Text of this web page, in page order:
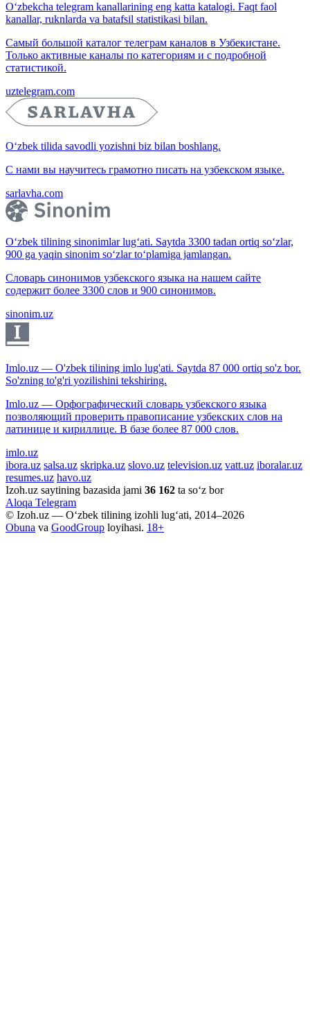
O‘zbekcha telegram kanallarining eng katta katalogi. Faqt faol
kanallar, ruknlarda va batafsil statistikasi bilan.
Самый большой каталог телеграм каналов в Узбекистане.
Только активные каналы по категориям и с подробной
статистикой.
uztelegram.com
O‘zbek tilida savodli yozishni biz bilan boshlang.
С нами вы научитесь грамотно писать на узбекском языке.
sarlavha.com
O‘zbek tilining sinonimlar lug‘ati. Saytda 3300 tadan ortiq so‘zlar,
900 ga yaqin sinonim so‘zlar to‘plamiga jamlangan.
Словарь синонимов узбекского языка на нашем сайте
содержит более 3300 слов и 900 синонимов.
sinonim.uz
Imlo.uz — O'zbek tilining imlo lug'ati. Saytda 87 000 ortiq so'z bor.
So'zning to'g'ri yozilishini tekshiring.
Imlo.uz — Орфографический словарь узбекского языка
позволяющий проверить правописание узбекских слов на
латинице и кириллице. В базе более 87 000 слов.
imlo.uz
ibora.uz salsa.uz skripka.uz slovo.uz television.uz vatt.uz iboralar.uz
resumes.uz havo.uz
Izoh.uz saytining bazasida jami 36 162 ta so‘z bor
Aloqa Telegram
© Izoh.uz — O‘zbek tilining izohli lug‘ati, 2014–2026
Obuna va GoodGroup loyihasi. 18+